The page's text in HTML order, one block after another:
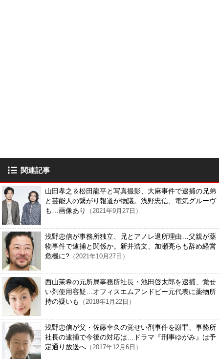
関連記事
山田孝之＆松田龍平と写真撮影、大麻事件で逮捕の兄弟
と芸能人の繋がり報道が物議。浅野忠信、電気グルーヴ
も…画像あり
（2021年9月27日）
浅野忠信が事務所独立、兄とアノレ退所理由…父親が薬
物事件で逮捕と関係か。新井浩文、加瀬亮らも辞め経営
危機に? （2021年10月27日）
西山茉希の元所属事務所社長・池田啓太郎を逮捕、覚せ
い剤使用容疑…オフィスエムアンドビー元代表に薬物所
持の疑いも
（2018年1月22日）
浅野忠信が父・佐藤幸久の覚せい剤事件を謝罪、事務所
社長の逮捕で今後の対応は…ドラマ『刑事ゆがみ』は予
定通り放送へ （2017年12月6日）